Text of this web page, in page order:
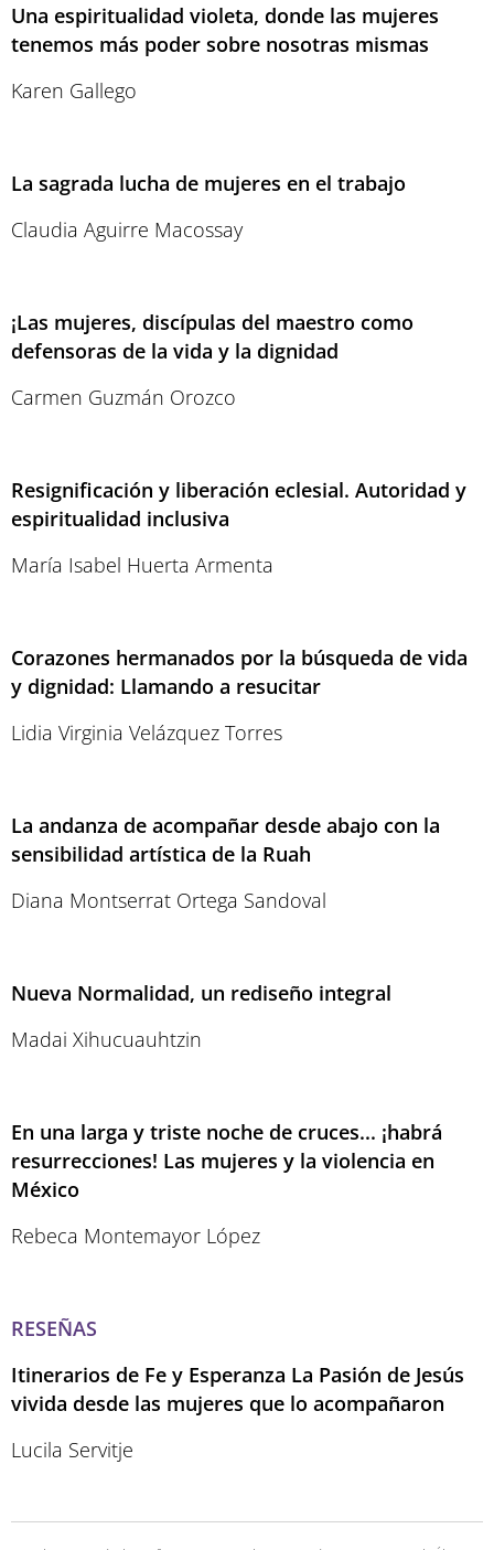
Una espiritualidad violeta, donde las mujeres
tenemos más poder sobre nosotras mismas
Karen Gallego
La sagrada lucha de mujeres en el trabajo
Claudia Aguirre Macossay
¡Las mujeres, discípulas del maestro como
defensoras de la vida y la dignidad
Carmen Guzmán Orozco
Resignificación y liberación eclesial. Autoridad y
espiritualidad inclusiva
María Isabel Huerta Armenta
Corazones hermanados por la búsqueda de vida
y dignidad: Llamando a resucitar
Lidia Virginia Velázquez Torres
La andanza de acompañar desde abajo con la
sensibilidad artística de la Ruah
Diana Montserrat Ortega Sandoval
Nueva Normalidad, un rediseño integral
Madai Xihucuauhtzin
En una larga y triste noche de cruces... ¡habrá
resurrecciones! Las mujeres y la violencia en
México
Rebeca Montemayor López
RESEÑAS
Itinerarios de Fe y Esperanza La Pasión de Jesús
vivida desde las mujeres que lo acompañaron
Lucila Servitje